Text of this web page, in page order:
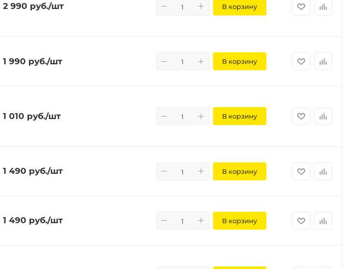
2 990 руб./шт В корзину
1 990 руб./шт В корзину
1 010 руб./шт В корзину
1 490 руб./шт В корзину
1 490 руб./шт В корзину